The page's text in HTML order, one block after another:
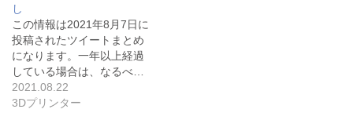
し
この情報は2021年8月7日に
投稿されたツイートまとめ
になります。一年以上経過
している場合は、なるべ…
2021.08.22
3Dプリンター